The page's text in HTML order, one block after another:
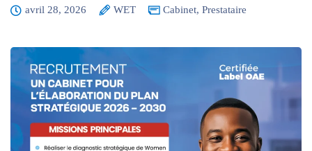
avril 28, 2026 WET Cabinet, Prestataire